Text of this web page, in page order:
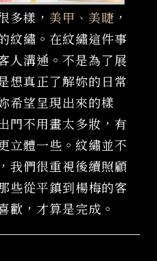
多樣， 美甲、美睫 ，
紋繡。在紋繡這件事
人溝通。不是為了展
想真正了解妳的日常
希望呈現出來的樣
門不用畫太多妝，有
立體一些。紋繡並不
我們很重視後續照顧
些從平鎮到楊梅的客
歡，才算是完成。